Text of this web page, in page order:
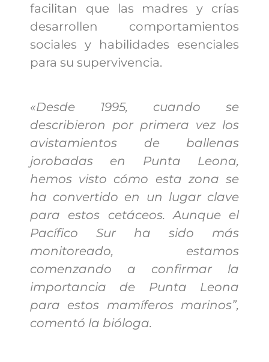
facilitan que las madres y crías
desarrollen comportamientos
sociales y habilidades esenciales
para su supervivencia.
«Desde 1995, cuando se
describieron por primera vez los
avistamientos de ballenas
jorobadas en Punta Leona,
hemos visto cómo esta zona se
ha convertido en un lugar clave
para estos cetáceos. Aunque el
Pacífico Sur ha sido más
monitoreado, estamos
comenzando a confirmar la
importancia de Punta Leona
para estos mamíferos marinos”,
comentó la bióloga.